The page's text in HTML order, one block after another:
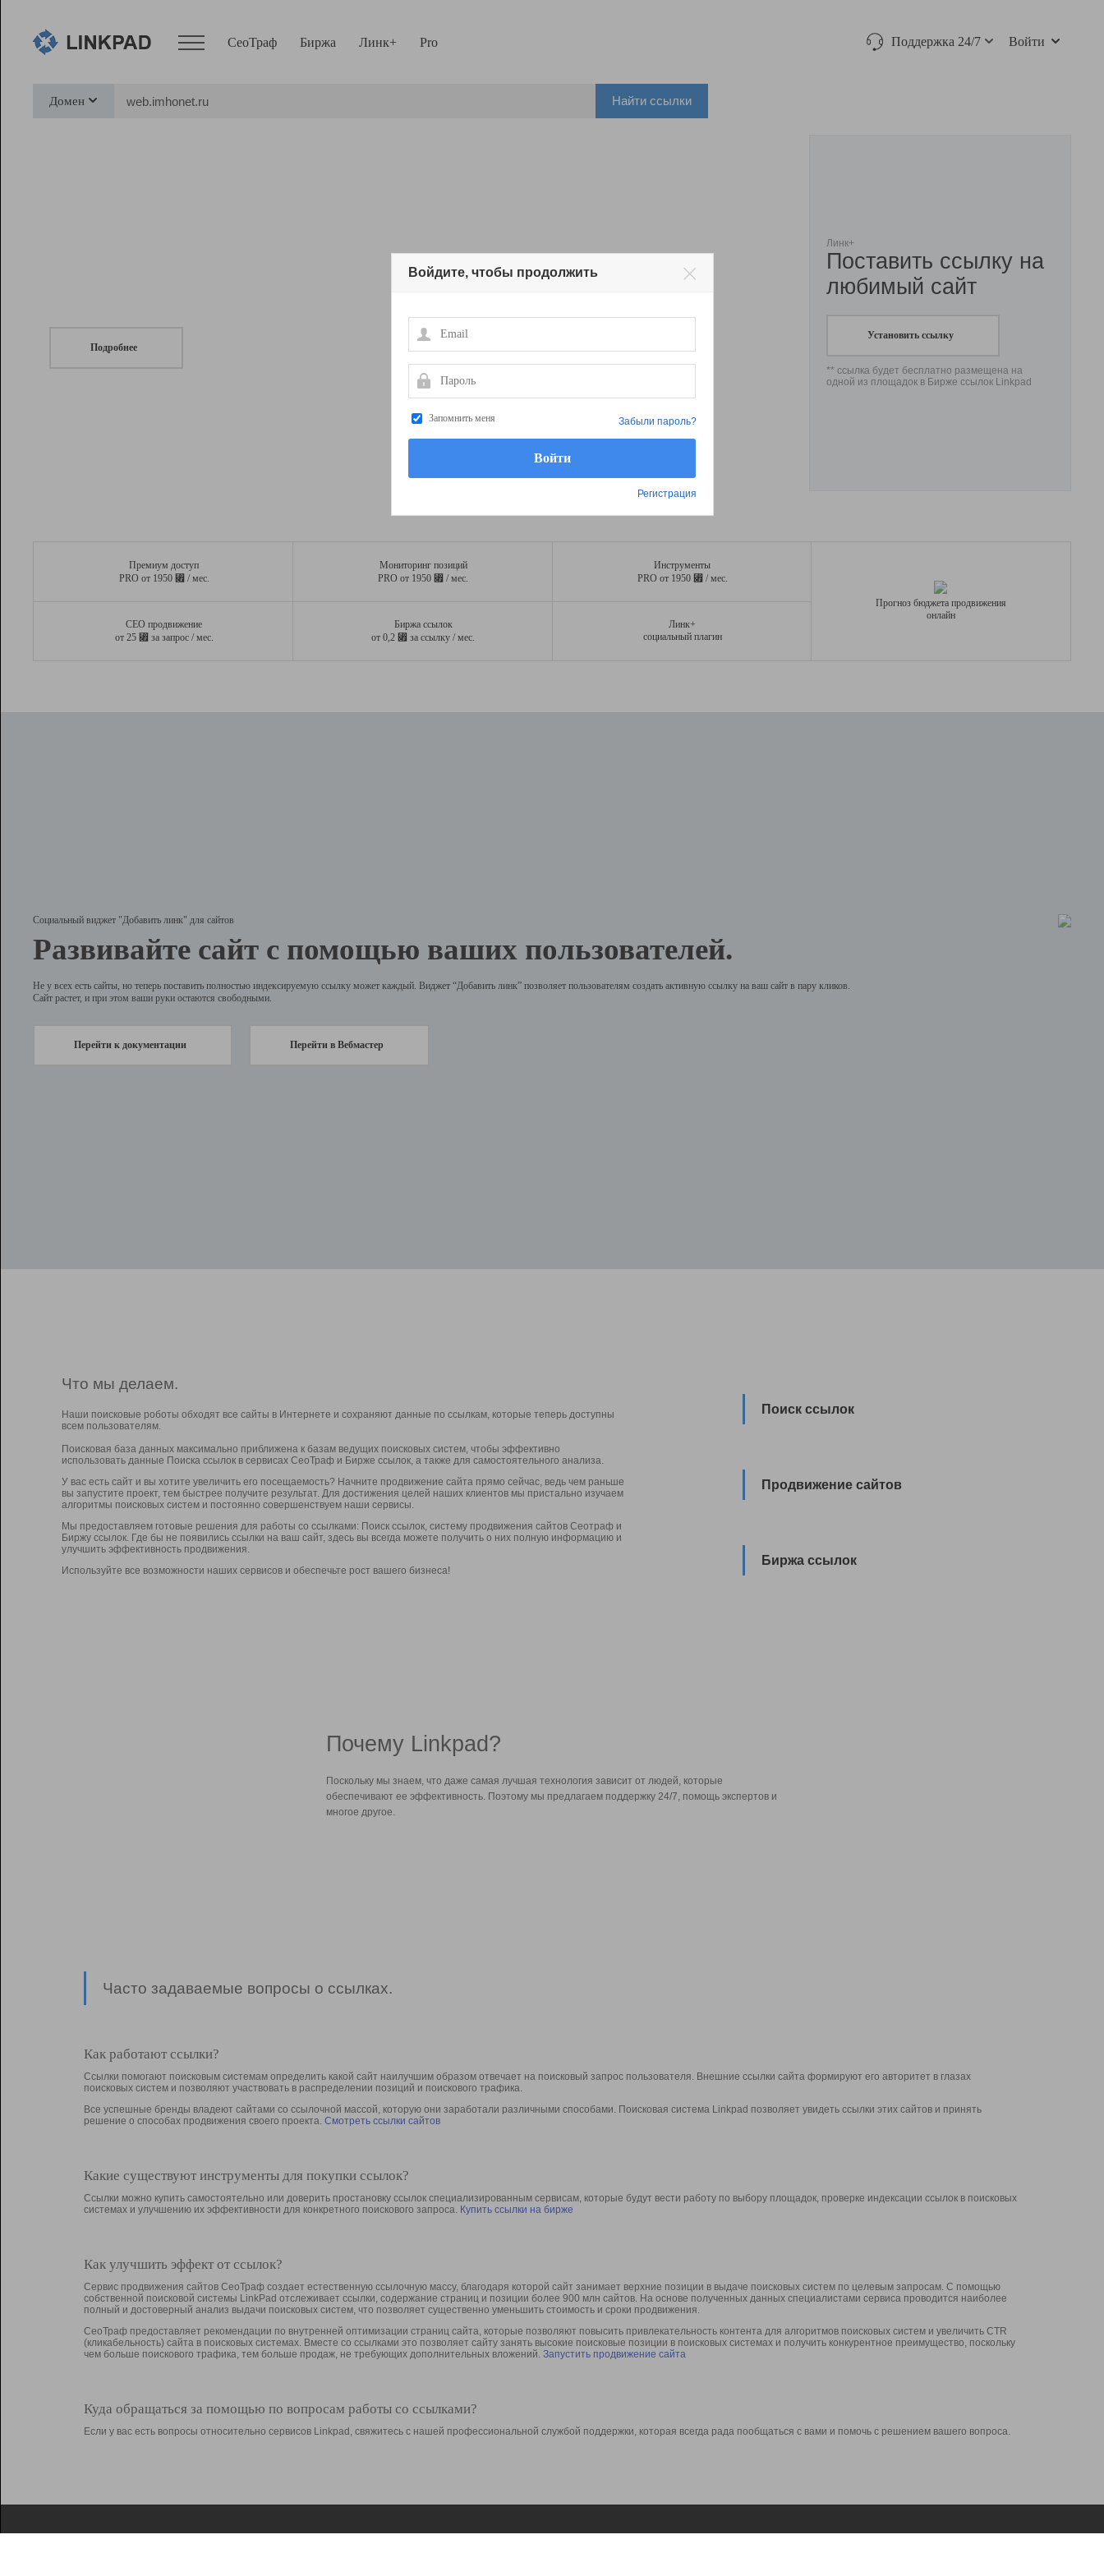
СеоТраф Биржа Линк+ Pro Поддержка 24/7 Войти
Домен Найти ссылки
Подробнее
Линк+
Поставить ссылку на
любимый сайт
Установить ссылку
** ссылка будет бесплатно размещена на
одной из площадок в Бирже ссылок Linkpad
Премиум доступ
PRO от 1950 ⃏ / мес.
Мониторинг позиций
PRO от 1950 ⃏ / мес.
Инструменты
PRO от 1950 ⃏ / мес.
СЕО продвижение
от 25 ⃏ за запрос / мес.
Биржа ссылок
от 0,2 ⃏ за ссылку / мес.
Линк+
социальный плагин
Прогноз бюджета продвижения
онлайн
Социальный виджет "Добавить линк" для сайтов
Развивайте сайт с помощью ваших пользователей.
Не у всех есть сайты, но теперь поставить полностью индексируемую ссылку может каждый. Виджет “Добавить линк” позволяет пользователям создать активную ссылку на ваш сайт в пару кликов.
Сайт растет, и при этом ваши руки остаются свободными.
Перейти к документации Перейти в Вебмастер
Что мы делаем.
Наши поисковые роботы обходят все сайты в Интернете и сохраняют данные по ссылкам, которые теперь доступны
всем пользователям.
Поисковая база данных максимально приближена к базам ведущих поисковых систем, чтобы эффективно
использовать данные Поиска ссылок в сервисах СеоТраф и Бирже ссылок, а также для самостоятельного анализа.
У вас есть сайт и вы хотите увеличить его посещаемость? Начните продвижение сайта прямо сейчас, ведь чем раньше
вы запустите проект, тем быстрее получите результат. Для достижения целей наших клиентов мы пристально изучаем
алгоритмы поисковых систем и постоянно совершенствуем наши сервисы.
Мы предоставляем готовые решения для работы со ссылками: Поиск ссылок, систему продвижения сайтов Сеотраф и
Биржу ссылок. Где бы не появились ссылки на ваш сайт, здесь вы всегда можете получить о них полную информацию и
улучшить эффективность продвижения.
Используйте все возможности наших сервисов и обеспечьте рост вашего бизнеса!
Поиск ссылок
Продвижение сайтов
Биржа ссылок
Почему Linkpad?
Поскольку мы знаем, что даже самая лучшая технология зависит от людей, которые
обеспечивают ее эффективность. Поэтому мы предлагаем поддержку 24/7, помощь экспертов и
многое другое.
Часто задаваемые вопросы о ссылках.
Как работают ссылки?
Ссылки помогают поисковым системам определить какой сайт наилучшим образом отвечает на поисковый запрос пользователя. Внешние ссылки сайта формируют его авторитет в глазах
поисковых систем и позволяют участвовать в раcпределении позиций и поискового трафика.
Все успешные бренды владеют сайтами со ссылочной массой, которую они заработали различными способами. Поисковая система Linkpad позволяет увидеть ссылки этих сайтов и принять
решение о способах продвижения своего проекта. Смотреть ссылки сайтов
Какие существуют инструменты для покупки ссылок?
Ссылки можно купить самостоятельно или доверить простановку ссылок специализированным сервисам, которые будут вести работу по выбору площадок, проверке индексации ссылок в поисковых
системах и улучшению их эффективности для конкретного поискового запроса. Купить ссылки на бирже
Как улучшить эффект от ссылок?
Сервис продвижения сайтов СеоТраф создает естественную ссылочную массу, благодаря которой сайт занимает верхние позиции в выдаче поисковых систем по целевым запросам. С помощью
собственной поисковой системы LinkPad отслеживает ссылки, содержание страниц и позиции более 900 млн сайтов. На основе полученных данных специалистами сервиса проводится наиболее
полный и достоверный анализ выдачи поисковых систем, что позволяет существенно уменьшить стоимость и сроки продвижения.
СеоТраф предоставляет рекомендации по внутренней оптимизации страниц сайта, которые позволяют повысить привлекательность контента для алгоритмов поисковых систем и увеличить CTR
(кликабельность) сайта в поисковых системах. Вместе со ссылками это позволяет сайту занять высокие поисковые позиции в поисковых системах и получить конкурентное преимущество, поскольку
чем больше поискового трафика, тем больше продаж, не требующих дополнительных вложений. Запустить продвижение сайта
Куда обращаться за помощью по вопросам работы со ссылками?
Если у вас есть вопросы относительно сервисов Linkpad, свяжитесь с нашей профессиональной службой поддержки, которая всегда рада пообщаться с вами и помочь с решением вашего вопроса.
Войдите, чтобы продолжить
Email
Пароль
Запомнить меня
Регистрация
Забыли пароль?